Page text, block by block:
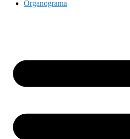
Organograma